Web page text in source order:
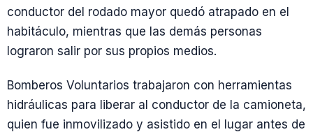
conductor del rodado mayor quedó atrapado en el
habitáculo, mientras que las demás personas
lograron salir por sus propios medios.
Bomberos Voluntarios trabajaron con herramientas
hidráulicas para liberar al conductor de la camioneta,
quien fue inmovilizado y asistido en el lugar antes de